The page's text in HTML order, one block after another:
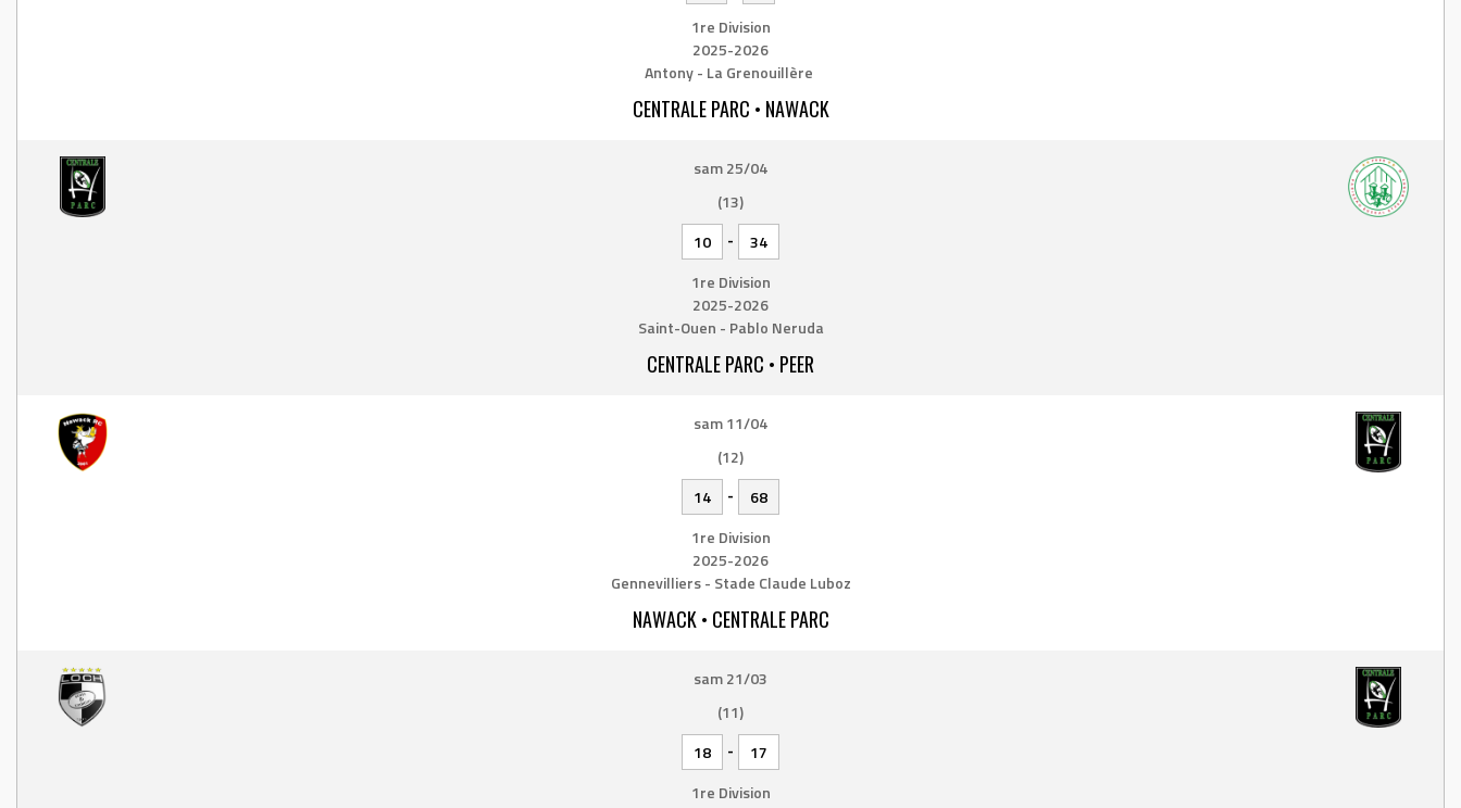
1re Division
2025-2026
Antony - La Grenouillère
CENTRALE PARC • NAWACK
sam 25/04
(13)
10
-
34
1re Division
2025-2026
Saint-Ouen - Pablo Neruda
CENTRALE PARC • PEER
sam 11/04
(12)
14
-
68
1re Division
2025-2026
Gennevilliers - Stade Claude Luboz
NAWACK • CENTRALE PARC
sam 21/03
(11)
18
-
17
1re Division